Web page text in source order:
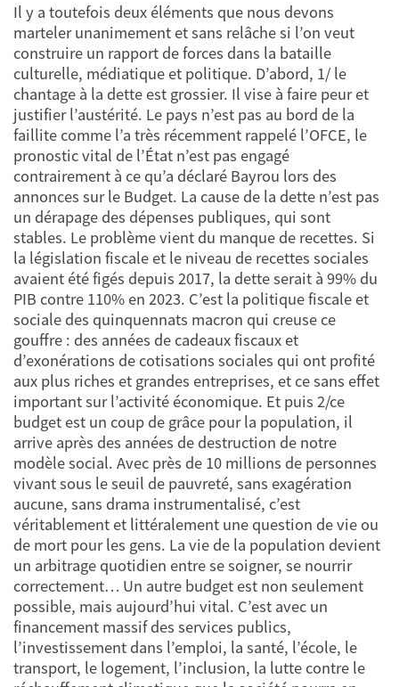
Il y a toutefois deux éléments que nous devons
marteler unanimement et sans relâche si l’on veut
construire un rapport de forces dans la bataille
culturelle, médiatique et politique. D’abord, 1/ le
chantage à la dette est grossier. Il vise à faire peur et
justifier l’austérité. Le pays n’est pas au bord de la
faillite comme l’a très récemment rappelé l’OFCE, le
pronostic vital de l’État n’est pas engagé
contrairement à ce qu’a déclaré Bayrou lors des
annonces sur le Budget. La cause de la dette n’est pas
un dérapage des dépenses publiques, qui sont
stables. Le problème vient du manque de recettes. Si
la législation fiscale et le niveau de recettes sociales
avaient été figés depuis 2017, la dette serait à 99% du
PIB contre 110% en 2023. C’est la politique fiscale et
sociale des quinquennats macron qui creuse ce
gouffre : des années de cadeaux fiscaux et
d’exonérations de cotisations sociales qui ont profité
aux plus riches et grandes entreprises, et ce sans effet
important sur l’activité économique. Et puis 2/ce
budget est un coup de grâce pour la population, il
arrive après des années de destruction de notre
modèle social. Avec près de 10 millions de personnes
vivant sous le seuil de pauvreté, sans exagération
aucune, sans drama instrumentalisé, c’est
véritablement et littéralement une question de vie ou
de mort pour les gens. La vie de la population devient
un arbitrage quotidien entre se soigner, se nourrir
correctement… Un autre budget est non seulement
possible, mais aujourd’hui vital. C’est avec un
financement massif des services publics,
l’investissement dans l’emploi, la santé, l’école, le
transport, le logement, l’inclusion, la lutte contre le